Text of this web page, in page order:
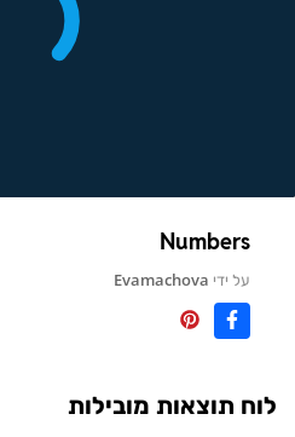
Numbers
על ידיEvamachova
לוח תוצאות מובילות